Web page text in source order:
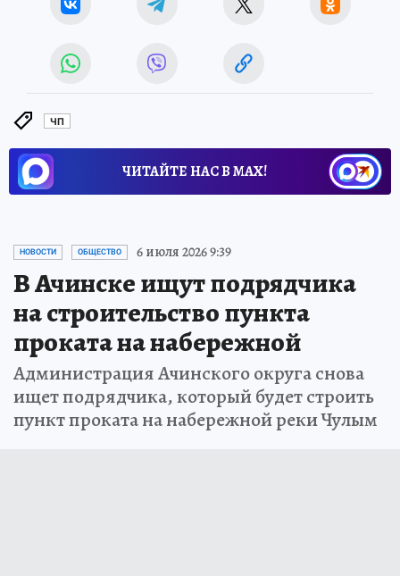
ЧП
ЧИТАЙТЕ НАС В МАХ!
НОВОСТИ ОБЩЕСТВО 6 июля 2026 9:39
В Ачинске ищут подрядчика
на строительство пункта
проката на набережной
Администрация Ачинского округа снова
ищет подрядчика, который будет строить
пункт проката на набережной реки Чулым